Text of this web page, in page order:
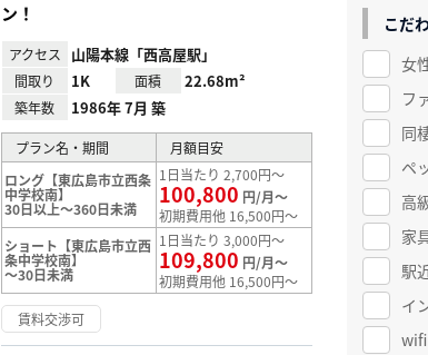
ン！
アクセス 山陽本線「西高屋駅」
間取り 1K 面積 22.68m²
築年数 1986年 7月 築
プラン名・期間
月額目安
ロング【東広島市立西条
中学校南】
30日以上～360日未満
1日当たり 2,700円～
100,800 円/月～
初期費用他 16,500円～
ショート【東広島市立西
条中学校南】
～30日未満
1日当たり 3,000円～
109,800 円/月～
初期費用他 16,500円～
賃料交渉可
こだ
女
フ
同
ペ
高
家
駅
イ
wifi